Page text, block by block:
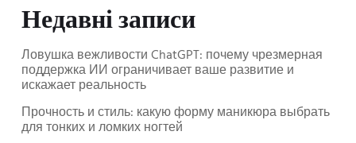
Недавні записи
Ловушка вежливости ChatGPT: почему чрезмерная
поддержка ИИ ограничивает ваше развитие и
искажает реальность
Прочность и стиль: какую форму маникюра выбрать
для тонких и ломких ногтей